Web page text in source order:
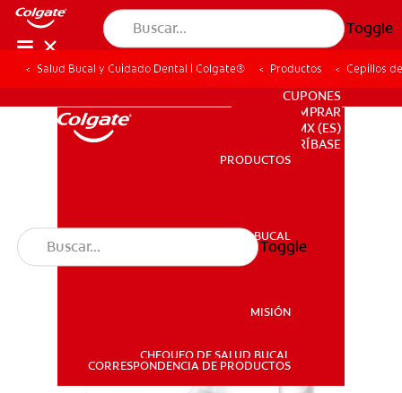
Toggle
PRODUCTOS
SALUD BUCAL
PARA PROFESIONALES
CUPONES
DONDE COMPRAR
MX (ES)
SUSCRÍBASE
PRODUCTOS
SALUD BUCAL
MISIÓN
CHEQUEO DE SALUD BUCAL
CORRESPONDENCIA DE PRODUCTOS
Toggle
Salud Bucal y Cuidado Dental | Colgate® Productos Cepillos